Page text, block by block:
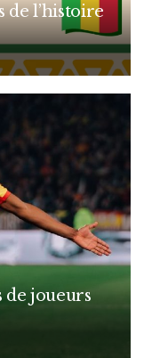
de l’histoire
de joueurs